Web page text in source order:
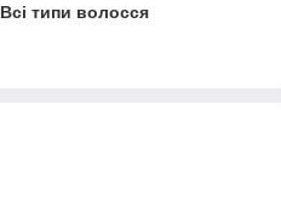
Всі типи волосся